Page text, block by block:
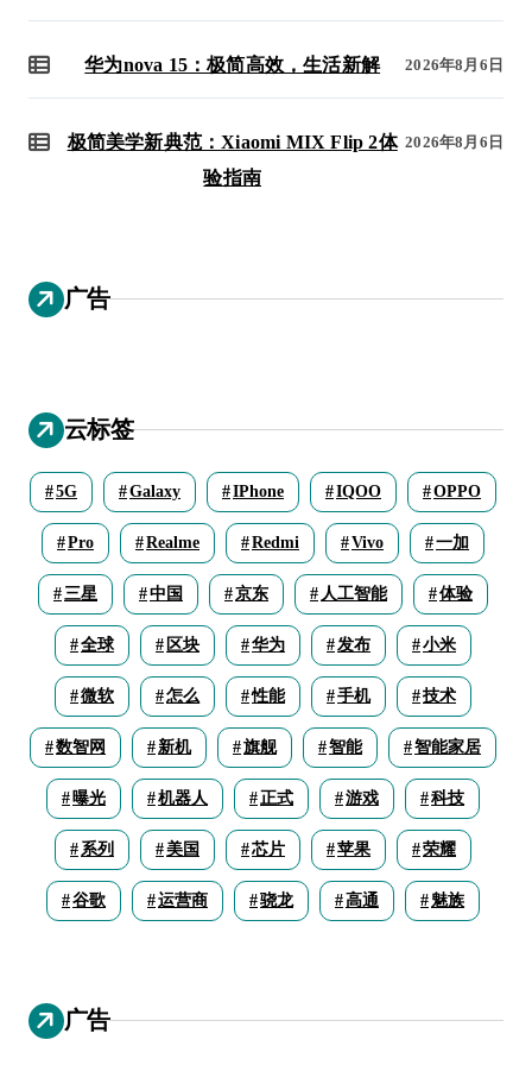
华为nova 15：极简高效，生活新解 2026年8月6日
极简美学新典范：Xiaomi MIX Flip 2体
验指南
2026年8月6日
广告
云标签
5G Galaxy IPhone IQOO OPPO
Pro Realme Redmi Vivo 一加
三星 中国 京东 人工智能 体验
全球 区块 华为 发布 小米
微软 怎么 性能 手机 技术
数智网 新机 旗舰 智能 智能家居
曝光 机器人 正式 游戏 科技
系列 美国 芯片 苹果 荣耀
谷歌 运营商 骁龙 高通 魅族
广告